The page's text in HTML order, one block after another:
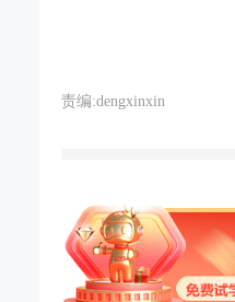
责编:dengxinxin